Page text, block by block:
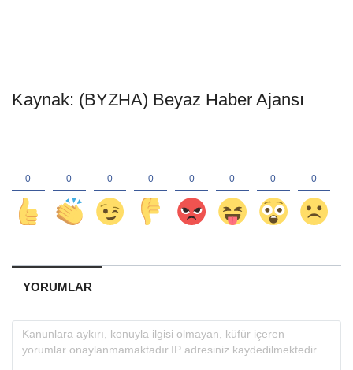
Kaynak: (BYZHA) Beyaz Haber Ajansı
YORUMLAR